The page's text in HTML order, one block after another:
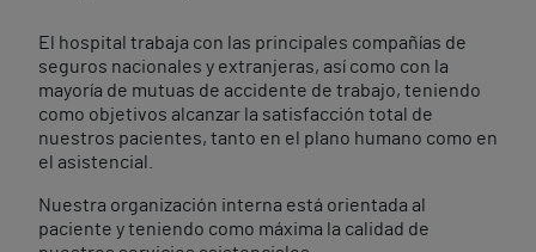
El hospital trabaja con las principales compañías de
seguros nacionales y extranjeras, así como con la
mayoría de mutuas de accidente de trabajo, teniendo
como objetivos alcanzar la satisfacción total de
nuestros pacientes, tanto en el plano humano como en
el asistencial.
Nuestra organización interna está orientada al
paciente y teniendo como máxima la calidad de